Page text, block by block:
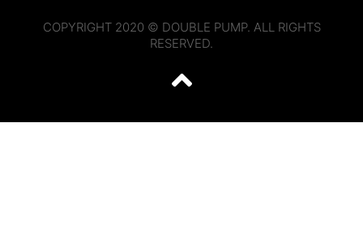
COPYRIGHT 2020 © DOUBLE PUMP. ALL RIGHTS
RESERVED.